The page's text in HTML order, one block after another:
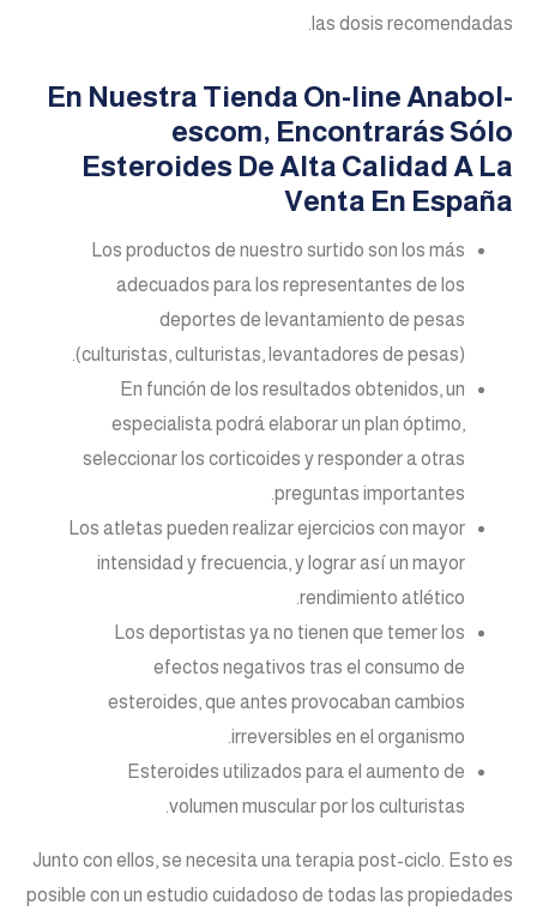
las dosis recomendadas.
En Nuestra Tienda On-line Anabol-
escom, Encontrarás Sólo
Esteroides De Alta Calidad A La
Venta En España
Los productos de nuestro surtido son los más
adecuados para los representantes de los
deportes de levantamiento de pesas
(culturistas, culturistas, levantadores de pesas).
En función de los resultados obtenidos, un
especialista podrá elaborar un plan óptimo,
seleccionar los corticoides y responder a otras
preguntas importantes.
Los atletas pueden realizar ejercicios con mayor
intensidad y frecuencia, y lograr así un mayor
rendimiento atlético.
Los deportistas ya no tienen que temer los
efectos negativos tras el consumo de
esteroides, que antes provocaban cambios
irreversibles en el organismo.
Esteroides utilizados para el aumento de
volumen muscular por los culturistas.
Junto con ellos, se necesita una terapia post-ciclo. Esto es
posible con un estudio cuidadoso de todas las propiedades